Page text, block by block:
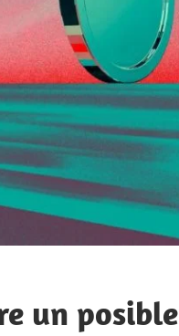
un posible